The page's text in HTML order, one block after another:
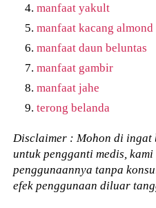
manfaat yakult
manfaat kacang almond
manfaat daun beluntas
manfaat gambir
manfaat jahe
terong belanda
Disclaimer : Mohon di ingat
untuk pengganti medis,
penggunaannya tanpa
efek penggunaan diluar